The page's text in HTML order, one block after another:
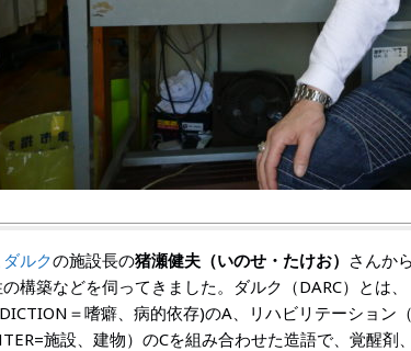
ルクの施設長の猪瀬健夫（いのせ・たけお） さんか
構築などを伺ってきました。ダルク（DARC）とは
＝嗜癖、病的依存)のA、リハビリテーショ
施設、建物）のCを組み合わせた造語で、覚醒